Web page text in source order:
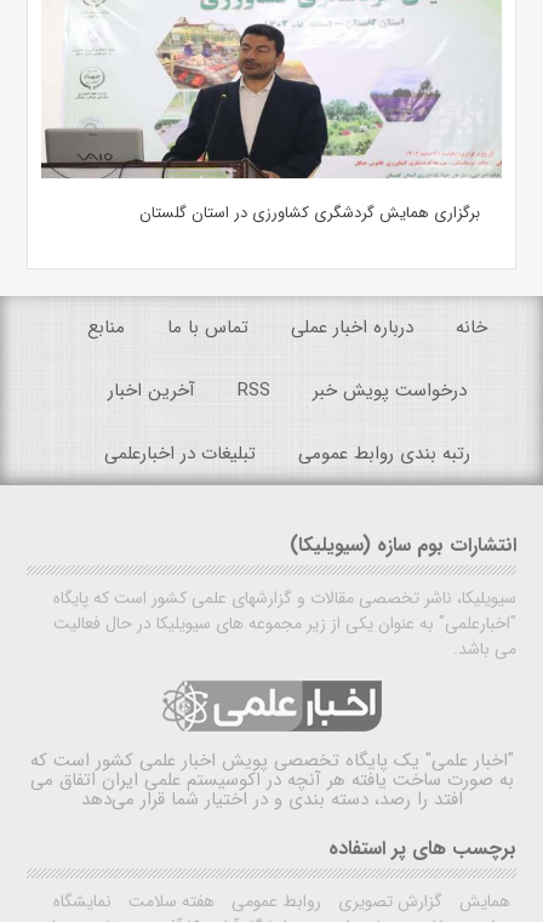
برگزاری همایش گردشگری کشاورزی در استان گلستان
خانه درباره اخبار عملی تماس با ما منابع
درخواست پویش خبر RSS آخرین اخبار
رتبه بندی روابط عمومی تبلیغات در اخبارعلمی
انتشارات بوم سازه (سیویلیکا)
سیویلیکا، ناشر تخصصی مقالات و گزارشهای علمی کشور است که پایگاه
"اخبارعلمی" به عنوان یکی از زیر مجموعه های سیویلیکا در حال فعالیت
می باشد.
"اخبار علمی" یک پایگاه تخصصی پویش اخبار علمی کشور است که
به صورت ساخت یافته هر آنچه در اکوسیستم علمی ایران اتفاق می
افتد را رصد، دسته بندی و در اختیار شما قرار می‌دهد
برچسب های پر استفاده
همایش گزارش تصویری روابط عمومی هفته سلامت
نمایشگاه